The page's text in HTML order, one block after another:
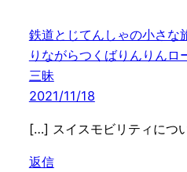
鉄道とじてんしゃの小さな
りながらつくばりんりんロ
三昧
2021/11/18
[…] スイスモビリティにつ
返信